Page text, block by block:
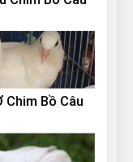
Chim Bồ Câu